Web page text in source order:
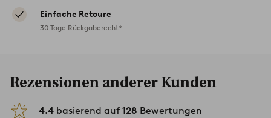
Einfache Retoure
30 Tage Rückgaberecht*
Rezensionen anderer Kunden
4.4 basierend auf 128 Bewertungen